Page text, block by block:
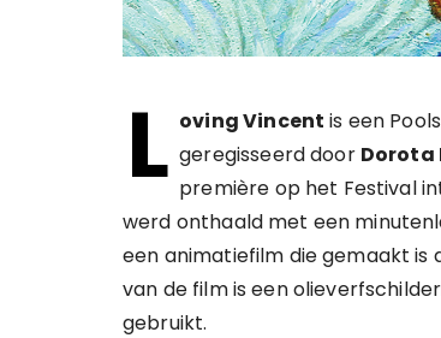
L oving Vincent is een
geregisseerd door Dorota
première op het Festival
werd onthaald met een
een animatiefilm die gemaakt is
van de film is een
gebruikt.